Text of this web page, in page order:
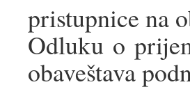
pristupnice na
Odluku o
obaveštava